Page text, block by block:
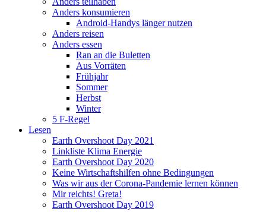
Anders konsumieren
Android-Handys länger nutzen
Anders reisen
Anders essen
Ran an die Buletten
Aus Vorräten
Frühjahr
Sommer
Herbst
Winter
5 F-Regel
Lesen
Earth Overshoot Day 2021
Linkliste Klima Energie
Earth Overshoot Day 2020
Keine Wirtschaftshilfen ohne Bedingungen
Was wir aus der Corona-Pandemie lernen können
Mir reichts! Greta!
Earth Overshoot Day 2019